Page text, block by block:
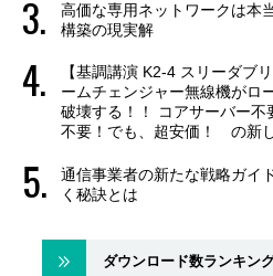
高価な専用ネットワークは本
構築の現実解
【基調講演 K2-4 スリーダブ
ームチェンジャー無線機がロ
破壊する！！ コアサーバー不
不要！でも、超安価！ の新
通信事業者の新たな戦略ガ
く秘訣とは
ダウンロード数ランキン